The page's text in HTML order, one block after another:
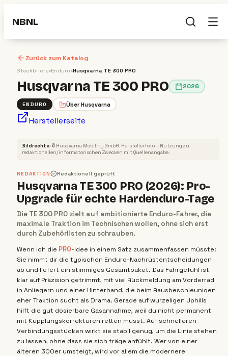
NBNL
Zurück zum Katalog
Steckbriefe›Enduro›Husqvarna TE 300 PRO
Husqvarna TE 300 PRO 2026
ENDURO Über Husqvarna
Herstellerseite
ENDURO
Bildrechte: © Husqvarna Mobility GmbH. Herstellerfoto – Nutzung zu
redaktionellen/informatorischen Zwecken mit Quellenangabe.
REDAKTION Redaktionell geprüft
Husqvarna TE 300 PRO (2026): Pro-
Upgrade für echte Hardenduro-Tage
Die TE 300 PRO zielt auf ambitionierte Enduro-Fahrer, die
maximale Traktion im Technischen wollen, ohne sich erst
durch Zubehörlisten zu schrauben.
Wenn ich die PRO-Idee in einem Satz zusammenfassen müsste:
Sie nimmt dir die typischen Enduro-Nachrüstentscheidungen
ab und liefert ein stimmiges Gesamtpaket. Das Fahrgefühl ist
klar auf Präzision getrimmt, mit viel Rückmeldung am Vorderrad
in Anliegern und einer Hinterhand, die beim Rausbeschleunigen
eher Traktion sucht als Drama. Gerade auf wurzeligen Uphills
hilft die gut dosierbare Gasannahme, weil du nicht permanent
mit Kupplungskorrekturen retten musst. Auf schnelleren
Verbindungsstücken wirkt sie stabil genug, um die Linie stehen
zu lassen, ohne dass sie sich träge anfühlt. Wer von einer
älteren 300er umsteigt, wird vor allem die modernere